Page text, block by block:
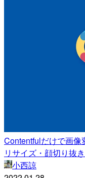
Contentfulだけで画像
リサイズ・顔切り抜
小西諒